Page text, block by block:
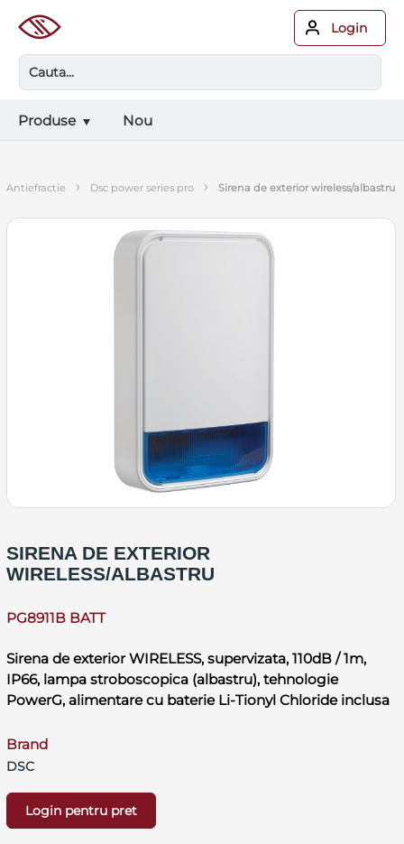
Login
Produse Nou
antiefractie › dsc power series pro › sirena de exterior wireless/albastru
SIRENA DE EXTERIOR
WIRELESS/ALBASTRU
PG8911B BATT
Sirena de exterior WIRELESS, supervizata, 110dB / 1m,
IP66, lampa stroboscopica (albastru), tehnologie
PowerG, alimentare cu baterie Li-Tionyl Chloride inclusa
Brand
DSC
Login pentru pret